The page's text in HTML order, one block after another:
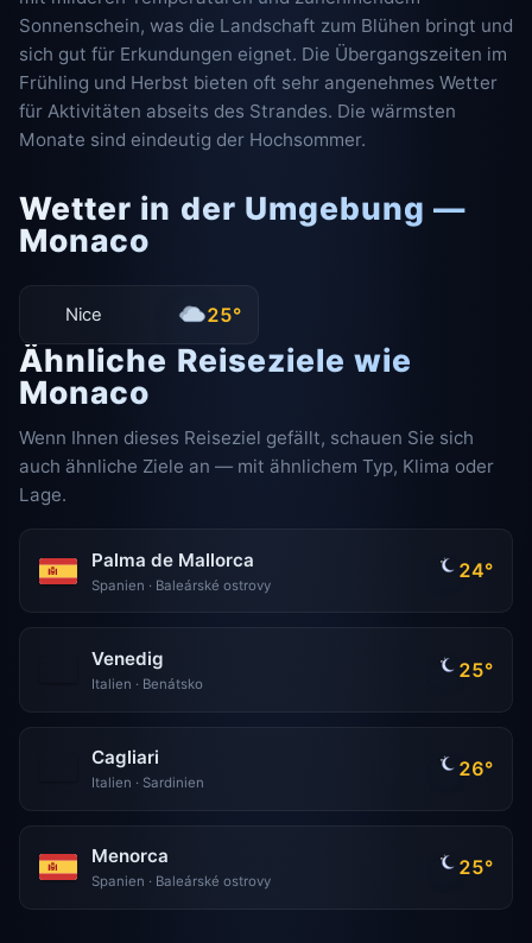
Sonnenschein, was die Landschaft zum Blühen bringt und
sich gut für Erkundungen eignet. Die Übergangszeiten im
Frühling und Herbst bieten oft sehr angenehmes Wetter
für Aktivitäten abseits des Strandes. Die wärmsten
Monate sind eindeutig der Hochsommer.
Wetter in der Umgebung —
Monaco
Nice 25°
Ähnliche Reiseziele wie
Monaco
Wenn Ihnen dieses Reiseziel gefällt, schauen Sie sich
auch ähnliche Ziele an — mit ähnlichem Typ, Klima oder
Lage.
Palma de Mallorca
Spanien · Baleárské ostrovy
24°
Venedig
Italien · Benátsko
25°
Cagliari
Italien · Sardinien
26°
Menorca
Spanien · Baleárské ostrovy
25°